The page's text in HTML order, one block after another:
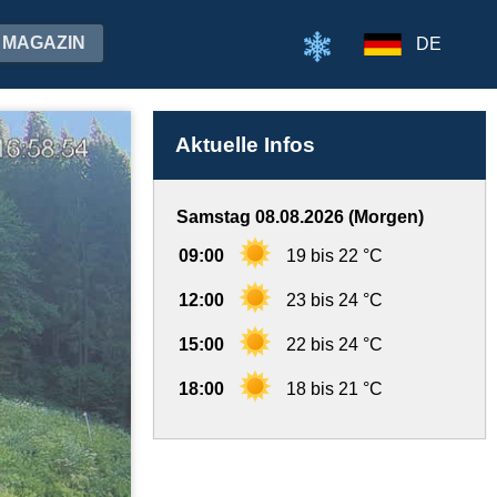
MAGAZIN DE
Aktuelle Infos
Samstag 08.08.2026 (Morgen)
09:00 19 bis 22 °C
12:00 23 bis 24 °C
15:00 22 bis 24 °C
18:00 18 bis 21 °C